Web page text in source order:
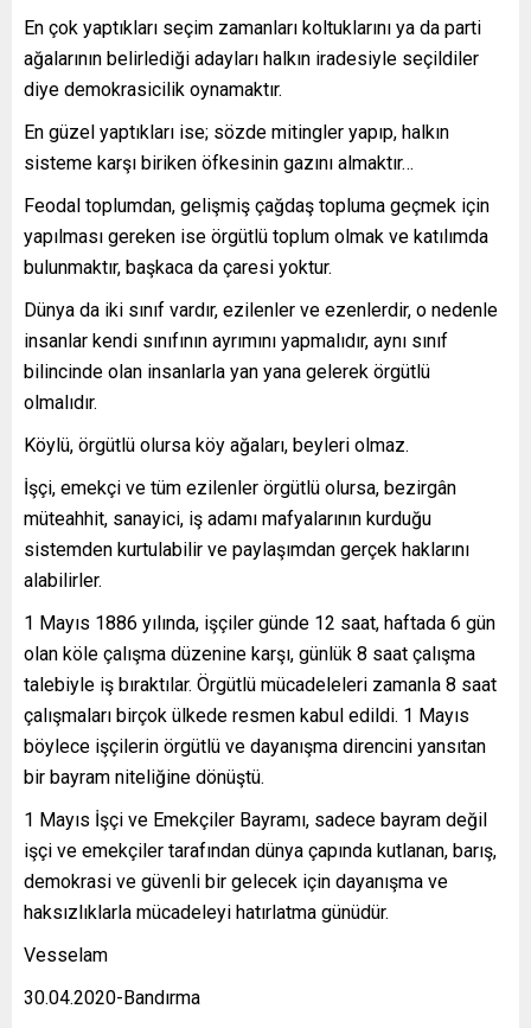
En çok yaptıkları seçim zamanları koltuklarını ya da parti
ağalarının belirlediği adayları halkın iradesiyle seçildiler
diye demokrasicilik oynamaktır.
En güzel yaptıkları ise; sözde mitingler yapıp, halkın
sisteme karşı biriken öfkesinin gazını almaktır…
Feodal toplumdan, gelişmiş çağdaş topluma geçmek için
yapılması gereken ise örgütlü toplum olmak ve katılımda
bulunmaktır, başkaca da çaresi yoktur.
Dünya da iki sınıf vardır, ezilenler ve ezenlerdir, o nedenle
insanlar kendi sınıfının ayrımını yapmalıdır, aynı sınıf
bilincinde olan insanlarla yan yana gelerek örgütlü
olmalıdır.
Köylü, örgütlü olursa köy ağaları, beyleri olmaz.
İşçi, emekçi ve tüm ezilenler örgütlü olursa, bezirgân
müteahhit, sanayici, iş adamı mafyalarının kurduğu
sistemden kurtulabilir ve paylaşımdan gerçek haklarını
alabilirler.
1 Mayıs 1886 yılında, işçiler günde 12 saat, haftada 6 gün
olan köle çalışma düzenine karşı, günlük 8 saat çalışma
talebiyle iş bıraktılar. Örgütlü mücadeleleri zamanla 8 saat
çalışmaları birçok ülkede resmen kabul edildi. 1 Mayıs
böylece işçilerin örgütlü ve dayanışma direncini yansıtan
bir bayram niteliğine dönüştü.
1 Mayıs İşçi ve Emekçiler Bayramı, sadece bayram değil
işçi ve emekçiler tarafından dünya çapında kutlanan, barış,
demokrasi ve güvenli bir gelecek için dayanışma ve
haksızlıklarla mücadeleyi hatırlatma günüdür.
Vesselam
30.04.2020-Bandırma